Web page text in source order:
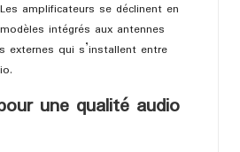
amplificateurs se déclinent en
intégrés aux antennes
externes qui s’installent entre
une qualité audio